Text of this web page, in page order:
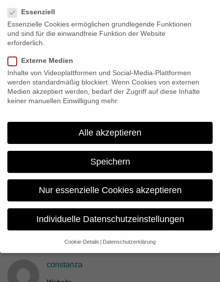
Eine freudige Nachricht erreicht uns aus Marl! Unser
Dokumentarfilm “Mein Leben mit Carlos”, gefördert von der
Gobierno de Chile – Consejo Nacional de la Cultura y las Artes,
CECC und Cine Sur, ist für den Grimme-Preis 2012 nominiert.
“Lebt wohl, Genossen! (Interactive)” für FIPA-
Next
gewinnen
constanza
Essenziell
Essenzielle Cookies ermöglichen grundlegende Funktionen
und sind für die einwandfreie Funktion der Website
erforderlich.
Externe Medien
Inhalte von Videoplattformen und Social-Media-Plattformen
werden standardmäßig blockiert. Wenn Cookies von externen
Medien akzeptiert werden, bedarf der Zugriff auf diese Inhalte
keiner manuellen Einwilligung mehr.
Alle akzeptieren
Speichern
Nur essenzielle Cookies akzeptieren
Individuelle Datenschutzeinstellungen
Cookie-Details Datenschutzerklärung
Datenschutzeinstellungen
Wenn Sie unter 16 Jahre alt sind und Ihre Zustimmung zu